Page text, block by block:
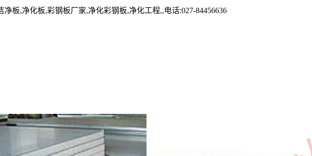
板,净化板,彩钢板厂家,净化彩钢板,净化工程,,电话:027-84456636